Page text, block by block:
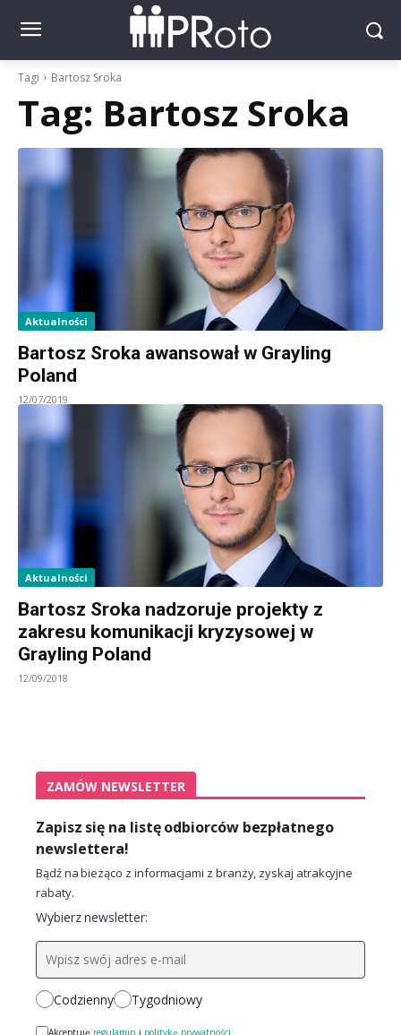
Tagi Bartosz Sroka
Tag: Bartosz Sroka
Aktualności
Bartosz Sroka awansował w Grayling
Poland
12/07/2019
Aktualności
Bartosz Sroka nadzoruje projekty z
zakresu komunikacji kryzysowej w
Grayling Poland
12/09/2018
ZAMÓW NEWSLETTER
Zapisz się na listę odbiorców bezpłatnego
newslettera!
Bądź na bieżąco z informacjami z branży, zyskaj atrakcyjne
rabaty.
Wybierz newsletter:
Codzienny Tygodniowy
Akceptuję regulamin i politykę prywatności